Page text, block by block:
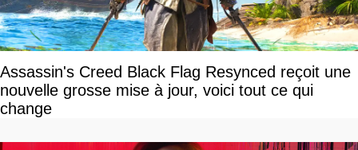
Assassin's Creed Black Flag Resynced reçoit une
nouvelle grosse mise à jour, voici tout ce qui
change